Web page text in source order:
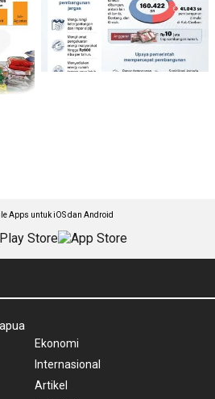
Apps untuk iOS dan Android
Ekonomi
Internasional
Artikel